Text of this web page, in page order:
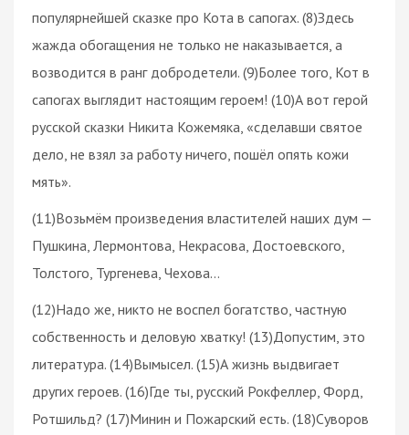
популярнейшей сказке про Кота в сапогах. (8)Здесь
жажда обогащения не только не наказывается, а
возводится в ранг добродетели. (9)Более того, Кот в
сапогах выглядит настоящим героем! (10)А вот герой
русской сказки Никита Кожемяка, «сделавши святое
дело, не взял за работу ничего, пошёл опять кожи
мять».
(11)Возьмём произведения властителей наших дум —
Пушкина, Лермонтова, Некрасова, Достоевского,
Толстого, Тургенева, Чехова…
(12)Надо же, никто не воспел богатство, частную
собственность и деловую хватку! (13)Допустим, это
литература. (14)Вымысел. (15)А жизнь выдвигает
других героев. (16)Где ты, русский Рокфеллер, Форд,
Ротшильд? (17)Минин и Пожарский есть. (18)Суворов